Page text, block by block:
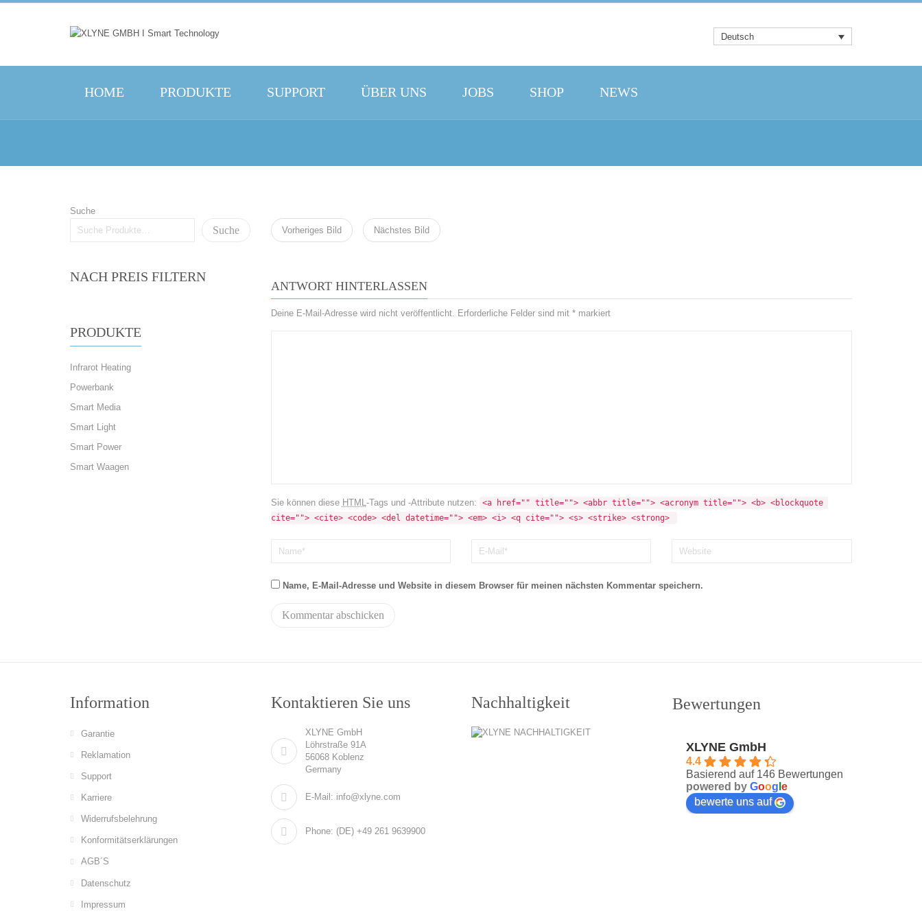
Deutsch
HOME PRODUKTE SUPPORT ÜBER UNS JOBS SHOP NEWS
Suche
Suche
NACH PREIS FILTERN
PRODUKTE
Infrarot Heating
Powerbank
Smart Media
Smart Light
Smart Power
Smart Waagen
Vorheriges Bild Nächstes Bild
ANTWORT HINTERLASSEN
Deine E-Mail-Adresse wird nicht veröffentlicht. Erforderliche Felder sind mit *markiert
Sie können diese HTML-Tags und -Attribute nutzen:
<a href="" title=""> <abbr title=""> <acronym title=""> <b> <blockquote
cite=""> <cite> <code> <del datetime=""> <em> <i> <q cite=""> <s> <strike> <strong>
Name, E-Mail-Adresse und Website in diesem Browser für meinen nächsten Kommentar speichern.
Information
Garantie
Reklamation
Support
Karriere
Widerrufsbelehrung
Konformitätserklärungen
AGB´S
Datenschutz
Impressum
Kontaktieren Sie uns
XLYNE GmbH
Löhrstraße 91A
56068 Koblenz
Germany
E-Mail: info@xlyne.com
Phone: (DE) +49 261 9639900
Nachhaltigkeit Bewertungen
XLYNE GmbH
4.4
Basierend auf 146 Bewertungen
powered by Goog e
bewerte uns auf